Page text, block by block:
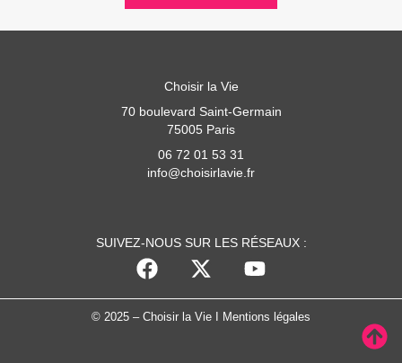
Choisir la Vie
70 boulevard Saint-Germain
75005 Paris
06 72 01 53 31
info@choisirlavie.fr
SUIVEZ-NOUS SUR LES RÉSEAUX :
© 2025 – Choisir la Vie I Mentions légales